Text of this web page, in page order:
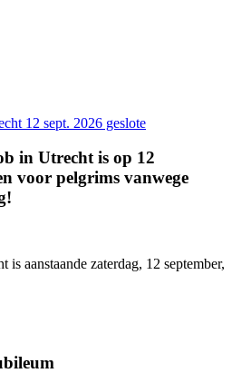
in Utrecht is op 12
voor pelgrims vanwege
aanstaande zaterdag, 12 september,